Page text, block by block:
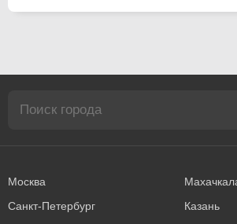
Москва
Санкт-Петербург
Казань